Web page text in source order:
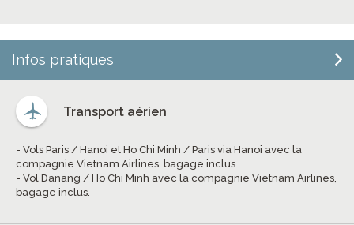
Infos pratiques
Transport aérien
- Vols Paris / Hanoi et Ho Chi Minh / Paris via Hanoi avec la
compagnie Vietnam Airlines, bagage inclus.
- Vol Danang / Ho Chi Minh avec la compagnie Vietnam Airlines,
bagage inclus.